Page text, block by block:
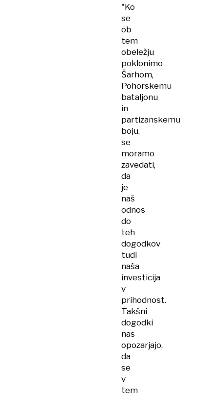
"Ko
se
ob
tem
obeležju
poklonimo
Šarhom,
Pohorskemu
bataljonu
in
partizanskemu
boju,
se
moramo
zavedati,
da
je
naš
odnos
do
teh
dogodkov
tudi
naša
investicija
v
prihodnost.
Takšni
dogodki
nas
opozarjajo,
da
se
v
tem